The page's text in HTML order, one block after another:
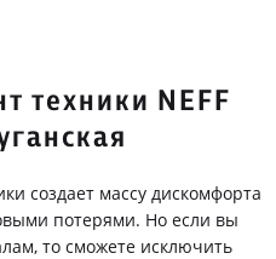
техники NEFF
создает массу дискомфорта
потерями. Но если вы
то сможете исключить